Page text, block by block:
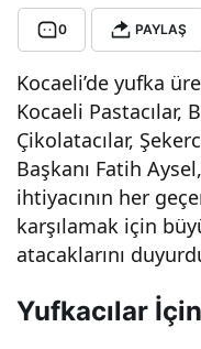
0 PAYLAŞ
Kocaeli’de yufka
Kocaeli Pastacılar,
Çikolatacılar,
Başkanı Fatih
ihtiyacının her
karşılamak için
atacaklarını
Yufkacılar
ka
Üret
im
Mer
kezi
Geli
dön